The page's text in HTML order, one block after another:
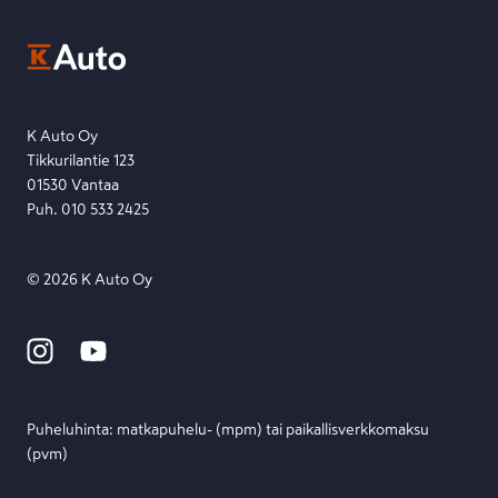
Etsi toimipiste
K Auto Oy
Tikkurilantie 123
01530 Vantaa
Puh. 010 533 2425
© 2026 K Auto Oy
Puheluhinta: matka­puhelu- (mpm) tai paikallis­verkko­maksu
(pvm)